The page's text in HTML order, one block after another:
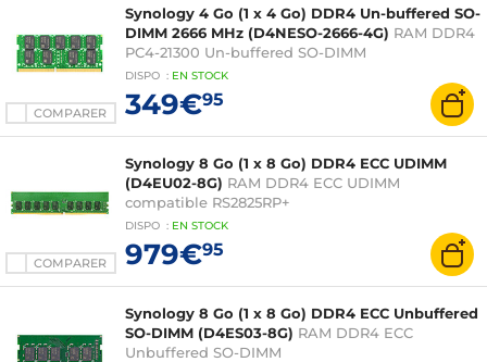
COMPARER
Synology 4 Go (1 x 4 Go) DDR4 Un-buffered SO-
DIMM 2666 MHz (D4NESO-2666-4G) RAM DDR4
PC4-21300 Un-buffered SO-DIMM
DISPO : EN STOCK
349€95
COMPARER
Synology 8 Go (1 x 8 Go) DDR4 ECC UDIMM
(D4EU02-8G) RAM DDR4 ECC UDIMM
compatible RS2825RP+
DISPO : EN STOCK
979€95
Synology 8 Go (1 x 8 Go) DDR4 ECC Unbuffered
SO-DIMM (D4ES03-8G) RAM DDR4 ECC
Unbuffered SO-DIMM